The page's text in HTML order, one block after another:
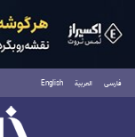
فارسی العربية English